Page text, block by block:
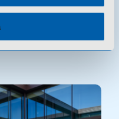
e